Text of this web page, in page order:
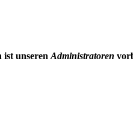
ist unseren Administratoren